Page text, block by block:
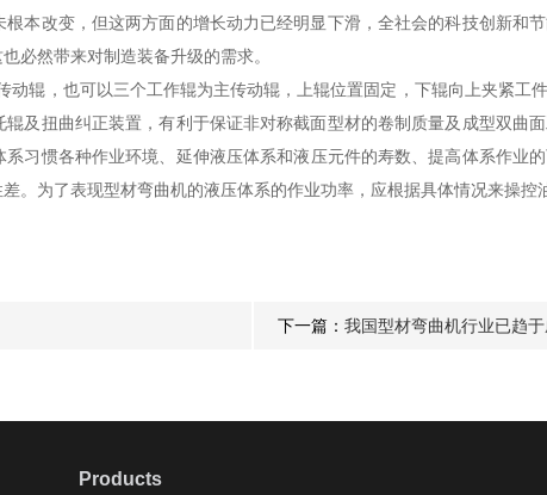
本改变，但这两方面的增长动力已经明显下滑，全社会的科技创新和
必然带来对制造装备升级的需求。
辊，也可以三个工作辊为主传动辊，上辊位置固定，下辊向上夹紧工
及扭曲纠正装置，有利于保证非对称截面型材的卷制质量及成型双曲
习惯各种作业环境、延伸液压体系和液压元件的寿数、提高体系作业
。为了表现型材弯曲机的液压体系的作业功率，应根据具体情况来操控
下一篇： 我国型材弯曲机行业已趋
Products